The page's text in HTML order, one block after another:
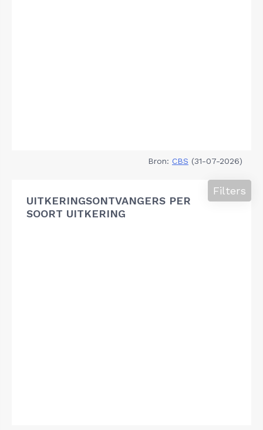
Bron: CBS (31-07-2026)
UITKERINGSONTVANGERS PER
SOORT UITKERING
Filters